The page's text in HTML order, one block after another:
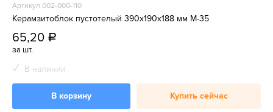
Артикул 002-000-110
Керамзитоблок пустотелый 390x190x188 мм М-35
65,20 a
за шт.
В наличии
В корзину Купить сейчас